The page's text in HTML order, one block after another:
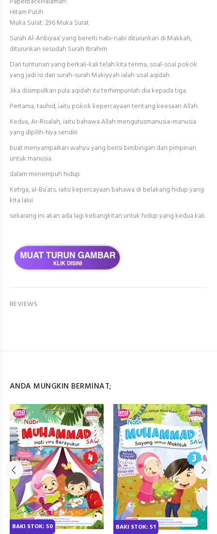
Hitam Putih
Muka Surat:296Muka Surat
Surah Al-Anbiyaa’ yang bererti nabi-nabi diturunkan di Makkah,
diturunkan sesudah Surah Ibrahim.
Dari tuntunan yang berkali-kali telah kita terima, soal-soal pokok
yang jadi isi dari surah-surah Makiyyah ialah soal aqidah.
Jika disimpulkan pula aqidah itu terhimpunlah dia kepada tiga.
Pertama, tauhid, iaitu pokok kepercayaan tentang keesaan Allah.
Kedua, Ar-Risalah, iaitu bahawa Allah mengutusmanusia-manusia
yang dipilih-Nya sendiri
buat menyampaikan wahyu yang berisi bimbingan dan pimpinan
untuk manusia
dalam menempuh hidup.
Ketiga, al-Ba’ats, iaitu kepercayaan bahawa di belakang hidup yang
kita lalui
sekarang ini akan ada lagi kebangkitan untuk hidup yang kedua kali.
REVIEWS
ANDA MUNGKIN BERMINAT;
BAKI STOK: 50
BAKI STOK: 51